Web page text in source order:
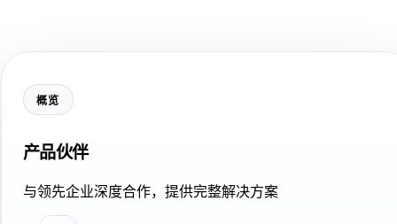
概览
产品伙伴
与领先企业深度合作，提供完整解决方案